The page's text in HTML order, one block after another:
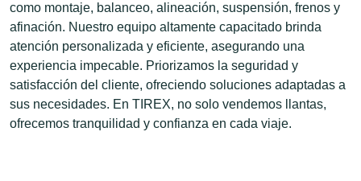
como montaje, balanceo, alineación, suspensión, frenos y
afinación. Nuestro equipo altamente capacitado brinda
atención personalizada y eficiente, asegurando una
experiencia impecable. Priorizamos la seguridad y
satisfacción del cliente, ofreciendo soluciones adaptadas a
sus necesidades. En TIREX, no solo vendemos llantas,
ofrecemos tranquilidad y confianza en cada viaje.